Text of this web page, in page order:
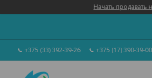
Начать продавать
+375 (33) 392-39-26 +375 (17) 390-39-00